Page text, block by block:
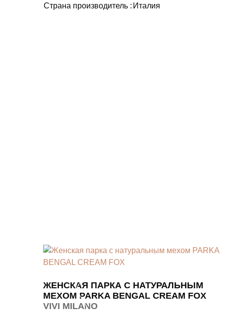
Страна производитель : Италия
ЖЕНСКАЯ ПАРКА С НАТУРАЛЬНЫМ
МЕХОМ PARKA BENGAL CREAM FOX
VIVI MILANO